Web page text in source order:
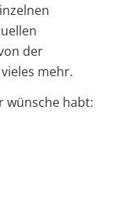
der
mehr.
wünsche habt: